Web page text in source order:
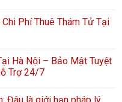
Phí Thuê Thám Tử Tại
Hà Nội – Bảo Mật Tuyệt
Trợ 24/7